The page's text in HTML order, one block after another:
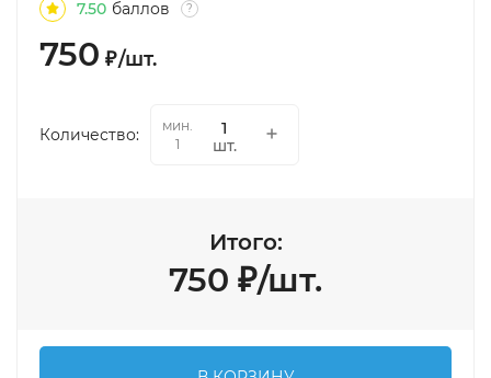
7.50 баллов ?
750 ₽/шт.
Количество:
мин.
1
шт.
Итого:
750 ₽/шт.